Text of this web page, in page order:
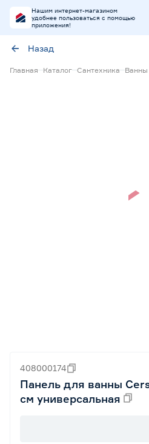
Нашим интернет-магазином
удобнее пользоваться с помощью
приложения!
Назад
Главная Каталог Сантехника
408000174
Панель для ванны
см универсальная